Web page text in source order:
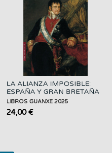
LA ALIANZA IMPOSIBLE:
ESPAÑA Y GRAN BRETAÑA
DURANTE EL...
LIBROS GUANXE 2025
24,00 €